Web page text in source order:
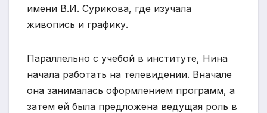
имени В.И. Сурикова, где изучала
живопись и графику.
Параллельно с учебой в институте, Нина
начала работать на телевидении. Вначале
она занималась оформлением программ, а
затем ей была предложена ведущая роль в